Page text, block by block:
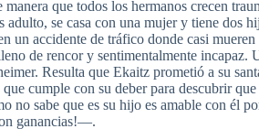
que todos los hermanos crecen
se casa con una mujer y tiene dos
un accidente de tráfico donde casi
de rencor y sentimentalmente incapaz.
Resulta que Ekaitz prometió a su
cumple con su deber para descubrir
no sabe que es su hijo es amable con él
ganancias!—.